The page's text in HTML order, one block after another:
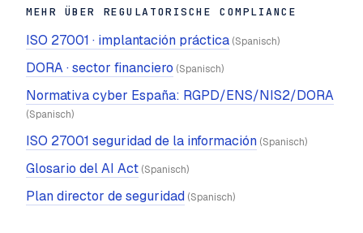
MEHR ÜBER REGULATORISCHE COMPLIANCE
ISO 27001 · implantación práctica (Spanisch)
DORA · sector financiero (Spanisch)
Normativa cyber España: RGPD/ENS/NIS2/DORA
(Spanisch)
ISO 27001 seguridad de la información (Spanisch)
Glosario del AI Act (Spanisch)
Plan director de seguridad (Spanisch)